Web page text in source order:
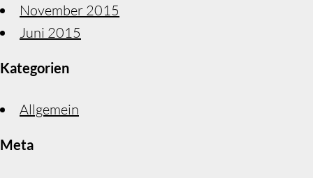
November 2015
Juni 2015
Kategorien
Allgemein
Meta